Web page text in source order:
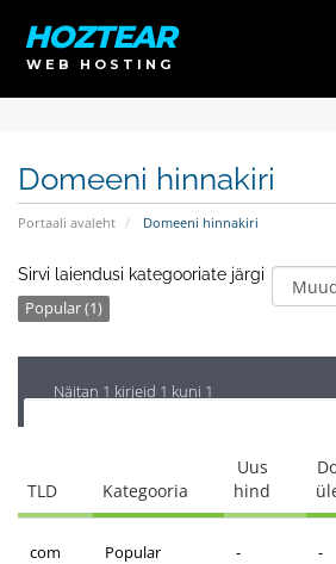
HOZTEAR
WEB HOSTING
Domeeni hinnakiri
Portaali avaleht Domeeni hinnakiri
Sirvi laiendusi kategooriate järgi
Popular (1)
Näitan 1 kirjeid 1 kuni 1
TLD Kategooria
Uus
hind
com Popular - -